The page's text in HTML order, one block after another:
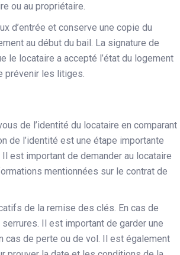
ou au propriétaire.
d’entrée et conserve une copie du
au début du bail. La signature de
le locataire a accepté l’état du logement
prévenir les litiges.
de l’identité du locataire en comparant
de l’identité est une étape importante
est important de demander au locataire
mentionnées sur le contrat de
de la remise des clés. En cas de
Il est important de garder une
cas de perte ou de vol. Il est également